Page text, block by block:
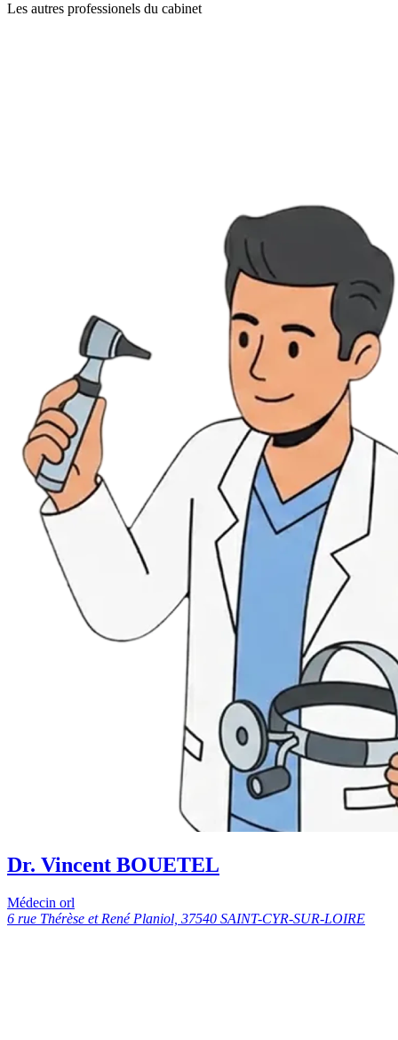
Les autres professionels du cabinet
Dr. Vincent BOUETEL
Médecin orl
6 rue Thérèse et René Planiol, 37540 SAINT-CYR-SUR-LOIRE